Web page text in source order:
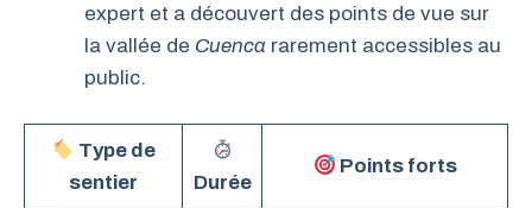
expert et a découvert des points de vue sur
la vallée de Cuenca rarement accessibles au
public.
Type de
sentier
Durée
Points forts